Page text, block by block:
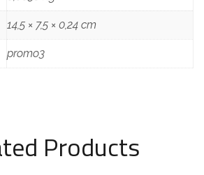
14,5 × 7,5 × 0,24 cm
promo3
Products